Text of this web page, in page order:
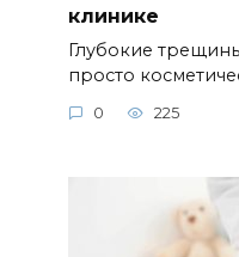
клинике
Глубокие
просто
0 225